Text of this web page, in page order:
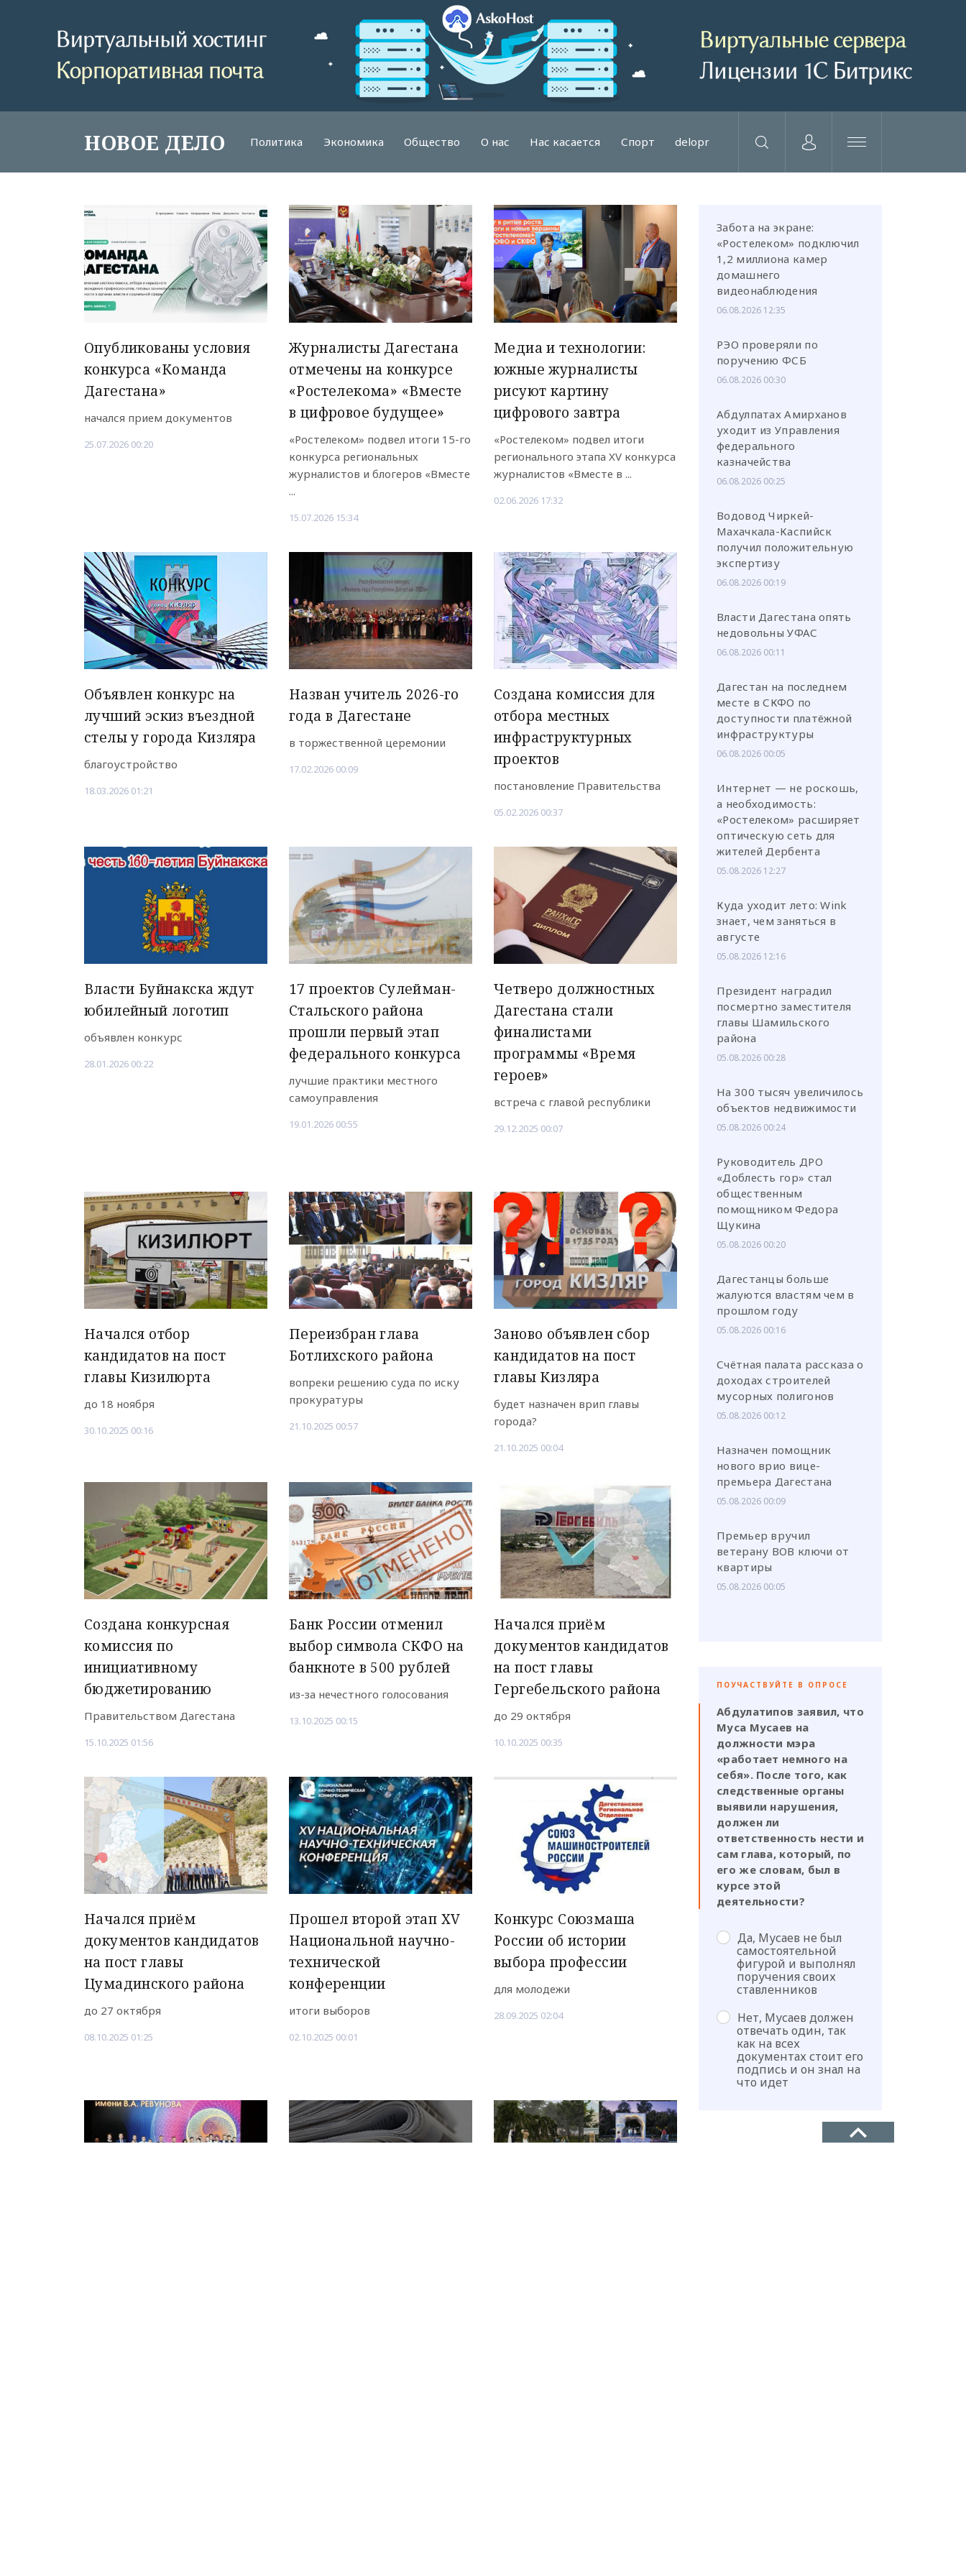
НОВОЕ ДЕЛО Политика Экономика Общество О нас Нас касается Спорт delopr
или через соц. сети
Опубликованы условия
конкурса «Команда
Дагестана»
начался прием документов
25.07.2026 00:20
Журналисты Дагестана
отмечены на конкурсе
«Ростелекома» «Вместе
в цифровое будущее»
«Ростелеком» подвел итоги 15-го
конкурса региональных
журналистов и блогеров «Вместе
...
15.07.2026 15:34
Медиа и технологии:
южные журналисты
рисуют картину
цифрового завтра
«Ростелеком» подвел итоги
регионального этапа XV конкурса
журналистов «Вместе в ...
02.06.2026 17:32
Объявлен конкурс на
лучший эскиз въездной
стелы у города Кизляра
благоустройство
18.03.2026 01:21
Назван учитель 2026-го
года в Дагестане
в торжественной церемонии
17.02.2026 00:09
Создана комиссия для
отбора местных
инфраструктурных
проектов
постановление Правительства
05.02.2026 00:37
Власти Буйнакска ждут
юбилейный логотип
объявлен конкурс
28.01.2026 00:22
17 проектов Сулейман-
Стальского района
прошли первый этап
федерального конкурса
лучшие практики местного
самоуправления
19.01.2026 00:55
Четверо должностных
Дагестана стали
финалистами
программы «Время
героев»
встреча с главой республики
29.12.2025 00:07
Начался отбор
кандидатов на пост
главы Кизилюрта
до 18 ноября
30.10.2025 00:16
Переизбран глава
Ботлихского района
вопреки решению суда по иску
прокуратуры
21.10.2025 00:57
Заново объявлен сбор
кандидатов на пост
главы Кизляра
будет назначен врип главы
города?
21.10.2025 00:04
Создана конкурсная
комиссия по
инициативному
бюджетированию
Правительством Дагестана
15.10.2025 01:56
Банк России отменил
выбор символа СКФО на
банкноте в 500 рублей
из-за нечестного голосования
13.10.2025 00:15
Начался приём
документов кандидатов
на пост главы
Гергебельского района
до 29 октября
10.10.2025 00:35
Начался приём
документов кандидатов
на пост главы
Цумадинского района
до 27 октября
08.10.2025 01:25
Прошел второй этап XV
Национальной научно-
технической
конференции
итоги выборов
02.10.2025 00:01
Конкурс Союзмаша
России об истории
выбора профессии
для молодежи
28.09.2025 02:04
Забота на экране:
«Ростелеком» подключил
1,2 миллиона камер
домашнего
видеонаблюдения
06.08.2026 12:35
РЭО проверяли по
поручению ФСБ
06.08.2026 00:30
Абдулпатах Амирханов
уходит из Управления
федерального
казначейства
06.08.2026 00:25
Водовод Чиркей-
Махачкала-Каспийск
получил положительную
экспертизу
06.08.2026 00:19
Власти Дагестана опять
недовольны УФАС
06.08.2026 00:11
Дагестан на последнем
месте в СКФО по
доступности платёжной
инфраструктуры
06.08.2026 00:05
Интернет — не роскошь,
а необходимость:
«Ростелеком» расширяет
оптическую сеть для
жителей Дербента
05.08.2026 12:27
Куда уходит лето: Wink
знает, чем заняться в
августе
05.08.2026 12:16
Президент наградил
посмертно заместителя
главы Шамильского
района
05.08.2026 00:28
На 300 тысяч увеличилось
объектов недвижимости
05.08.2026 00:24
Руководитель ДРО
«Доблесть гор» стал
общественным
помощником Федора
Щукина
05.08.2026 00:20
Дагестанцы больше
жалуются властям чем в
прошлом году
05.08.2026 00:16
Счётная палата рассказа о
доходах строителей
мусорных полигонов
05.08.2026 00:12
Назначен помощник
нового врио вице-
премьера Дагестана
05.08.2026 00:09
Премьер вручил
ветерану ВОВ ключи от
квартиры
05.08.2026 00:05
ПОУЧАСТВУЙТЕ В ОПРОСЕ
Абдулатипов заявил, что
Муса Мусаев на
должности мэра
«работает немного на
себя». После того, как
следственные органы
выявили нарушения,
должен ли
ответственность нести и
сам глава, который, по
его же словам, был в
курсе этой
деятельности?
Да, Мусаев не был
самостоятельной
фигурой и выполнял
поручения своих
ставленников
Нет, Мусаев должен
отвечать один, так
как на всех
документах стоит его
подпись и он знал на
что идет